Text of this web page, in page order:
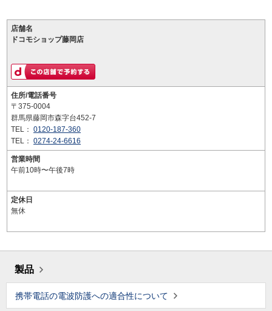
店舗名
ドコモショップ藤岡店
住所/電話番号
〒375-0004
群馬県藤岡市森字台452-7
TEL： 0120-187-360
TEL： 0274-24-6616
営業時間
午前10時〜午後7時
定休日
無休
製品
携帯電話の電波防護への適合性について